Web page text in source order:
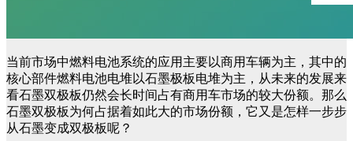
当前市场中燃料电池系统的应用主要以商用车辆为主，其中的
核心部件燃料电池电堆以石墨极板电堆为主，从未来的发展来
看石墨双极板仍然会长时间占有商用车市场的较大份额。那么
石墨双极板为何占据着如此大的市场份额，它又是怎样一步步
从石墨变成双极板呢？